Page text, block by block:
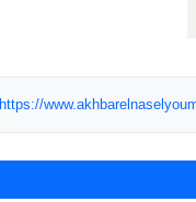
https://